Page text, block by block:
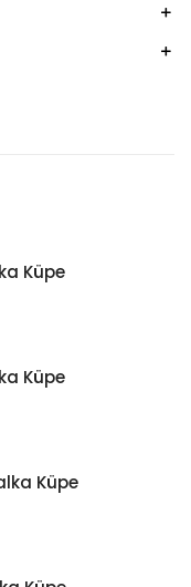
Küpe
Küpe
Küpe